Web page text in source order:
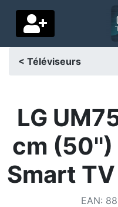
Pays de livraison
Baisses de prix
Paramètres
< Téléviseurs
LG
cm (50'')
Smart
EAN: